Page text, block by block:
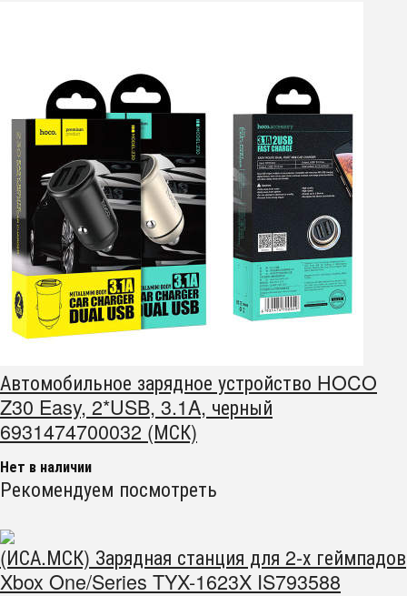
Автомобильное зарядное устройство HOCO
Z30 Easy, 2*USB, 3.1A, черный
6931474700032 (МСК)
Нет в наличии
Рекомендуем посмотреть
(ИСА.МСК) Зарядная станция для 2-х геймпадов
Xbox One/Series TYX-1623X IS793588